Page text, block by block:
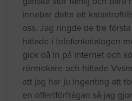
innebar detta ett
oss. Jag ringde de tre
hittade i telefonkatalogen
gick då in på internet och
rörmokare och hittade
att jag har ju ingenting att
en offertförfrågan så jag